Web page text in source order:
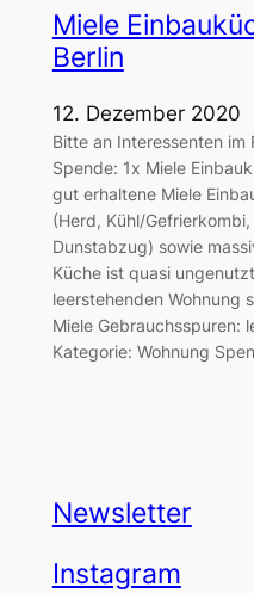
Miele
Berlin
12. Dezember 2020
Bitte an Interessenten im
Spende: 1x Miele
gut erhaltene Miele
(Herd, Kühl/
Dunstabzug) sowie
Küche ist quasi
leerstehenden Wohnung
Miele Gebrauchsspuren:
Kategorie: Wohnung
Newsletter
Instagram